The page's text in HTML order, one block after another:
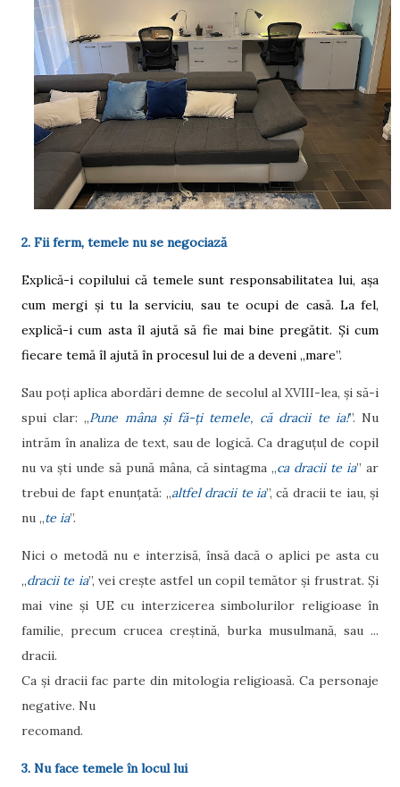
2. Fii ferm, temele nu se negociază
Explică-i copilului că temele sunt responsabilitatea lui, așa
cum mergi și tu la serviciu, sau te ocupi de casă. La fel,
explică-i cum asta îl ajută să fie mai bine pregătit. Și cum
fiecare temă îl ajută în procesul lui de a deveni „mare”.
Sau poți aplica abordări demne de secolul al XVIII-lea, și să-i
spui clar: „Pune mâna și fă-ți temele, că dracii te ia!”. Nu
intrăm în analiza de text, sau de logică. Ca draguțul de copil
nu va ști unde să pună mâna, că sintagma „ca dracii te ia” ar
trebui de fapt enunțată: „altfel dracii te ia”, că dracii te iau, și
nu „te ia”.
Nici o metodă nu e interzisă, însă dacă o aplici pe asta cu
„dracii te ia”, vei crește astfel un copil temător și frustrat. Și
mai vine și UE cu interzicerea simbolurilor religioase în
familie, precum crucea creștină, burka musulmană, sau ...
dracii.
Ca și dracii fac parte din mitologia religioasă. Ca personaje
negative. Nu
recomand.
3. Nu face temele în locul lui